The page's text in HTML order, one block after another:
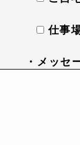
仕事
・メッセ